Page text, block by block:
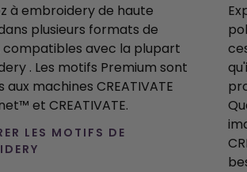
à embroidery de haute
plusieurs formats de
compatibles avec la plupart
. Les motifs Premium sont
aux machines CREATIVATE
et CREATIVATE.
LES MOTIFS DE